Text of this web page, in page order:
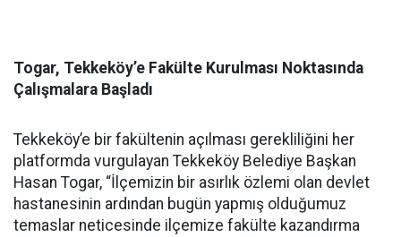
Togar, Tekkeköy’e Fakülte Kurulması Noktasında
Çalışmalara Başladı
Tekkeköy’e bir fakültenin açılması gerekliliğini her
platformda vurgulayan Tekkeköy Belediye Başkan
Hasan Togar, “İlçemizin bir asırlık özlemi olan devlet
hastanesinin ardından bugün yapmış olduğumuz
temaslar neticesinde ilçemize fakülte kazandırma